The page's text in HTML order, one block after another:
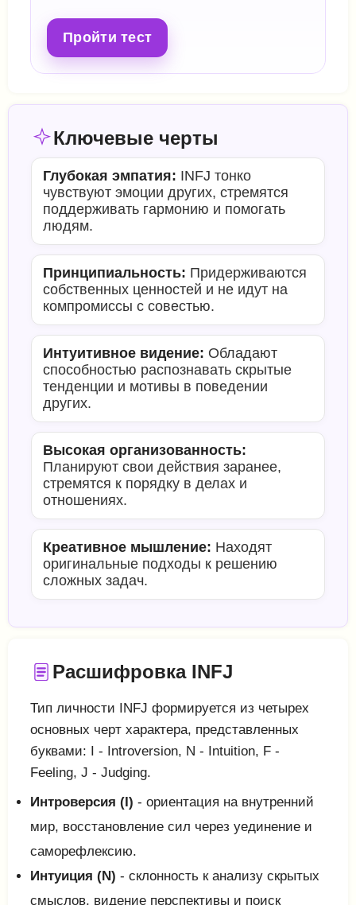
Пройти тест
Ключевые черты
Глубокая эмпатия: INFJ тонко
чувствуют эмоции других, стремятся
поддерживать гармонию и помогать
людям.
Принципиальность: Придерживаются
собственных ценностей и не идут на
компромиссы с совестью.
Интуитивное видение: Обладают
способностью распознавать скрытые
тенденции и мотивы в поведении
других.
Высокая организованность:
Планируют свои действия заранее,
стремятся к порядку в делах и
отношениях.
Креативное мышление: Находят
оригинальные подходы к решению
сложных задач.
Расшифровка INFJ
Тип личности INFJ формируется из четырех
основных черт характера, представленных
буквами: I - Introversion, N - Intuition, F -
Feeling, J - Judging.
Интроверсия (I) - ориентация на внутренний
мир, восстановление сил через уединение и
саморефлексию.
Интуиция (N) - склонность к анализу скрытых
смыслов, видение перспективы и поиск